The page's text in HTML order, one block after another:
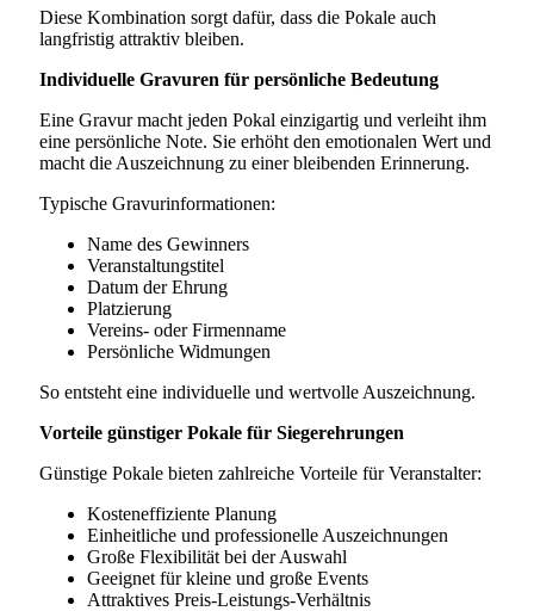
Diese Kombination sorgt dafür, dass die Pokale auch
langfristig attraktiv bleiben.
Individuelle Gravuren für persönliche Bedeutung
Eine Gravur macht jeden Pokal einzigartig und verleiht ihm
eine persönliche Note. Sie erhöht den emotionalen Wert und
macht die Auszeichnung zu einer bleibenden Erinnerung.
Typische Gravurinformationen:
Name des Gewinners
Veranstaltungstitel
Datum der Ehrung
Platzierung
Vereins- oder Firmenname
Persönliche Widmungen
So entsteht eine individuelle und wertvolle Auszeichnung.
Vorteile günstiger Pokale für Siegerehrungen
Günstige Pokale bieten zahlreiche Vorteile für Veranstalter:
Kosteneffiziente Planung
Einheitliche und professionelle Auszeichnungen
Große Flexibilität bei der Auswahl
Geeignet für kleine und große Events
Attraktives Preis-Leistungs-Verhältnis